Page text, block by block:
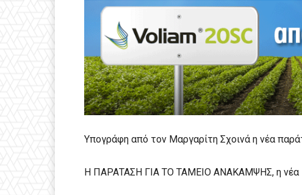
Υπογράφη από τον Μαργαρίτη Σχοινά η νέα
Η ΠΑΡΑΤΑΣΗ ΓΙΑ ΤΟ ΤΑΜΕΙΟ ΑΝΑΚΑΜΨΗΣ, η νέα